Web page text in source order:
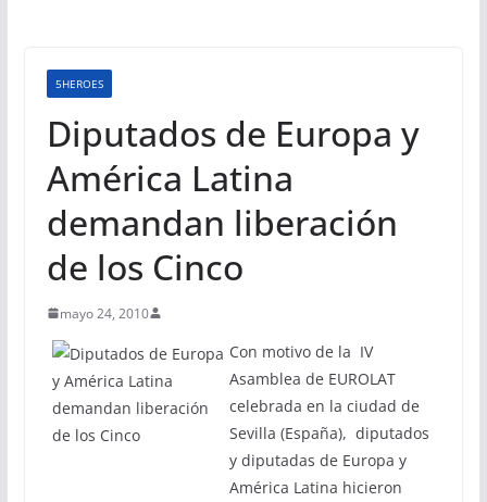
5HEROES
Diputados de Europa y
América Latina
demandan liberación
de los Cinco
mayo 24, 2010
Con motivo de la IV
Asamblea de EUROLAT
celebrada en la ciudad de
Sevilla (España), diputados
y diputadas de Europa y
América Latina hicieron